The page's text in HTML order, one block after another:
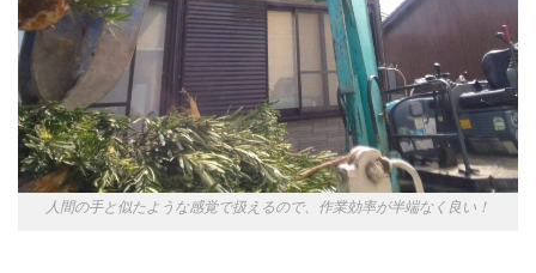
人間の手と似たような感覚で扱えるので、作業効率が半端なく良い！